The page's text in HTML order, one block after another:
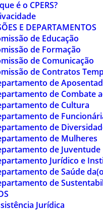
é o CPERS?
E DEPARTAMENTOS
de Educação
de Formação
de Comunicação
de Contratos
de
de Combate
de Cultura
de
de
de Mulheres
de Juventude
Jurídico e
de Saúde
de
Jurídica